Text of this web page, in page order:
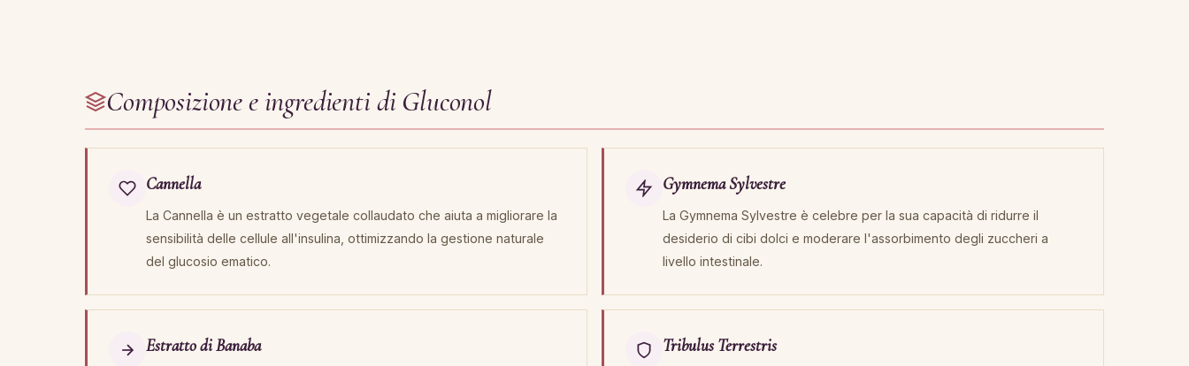
Composizione e ingredienti di Gluconol
Cannella
La Cannella è un estratto vegetale collaudato che aiuta a migliorare la
sensibilità delle cellule all'insulina, ottimizzando la gestione naturale
del glucosio ematico.
Gymnema Sylvestre
La Gymnema Sylvestre è celebre per la sua capacità di ridurre il
desiderio di cibi dolci e moderare l'assorbimento degli zuccheri a
livello intestinale.
Estratto di Banaba Tribulus Terrestris